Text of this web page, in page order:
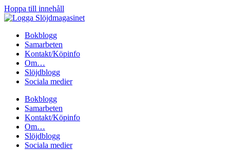
Hoppa till innehåll
Bokblogg
Samarbeten
Kontakt/Köpinfo
Om…
Slöjdblogg
Sociala medier
Bokblogg
Samarbeten
Kontakt/Köpinfo
Om…
Slöjdblogg
Sociala medier